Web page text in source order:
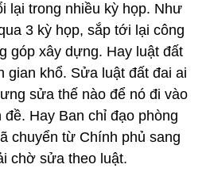
lại trong nhiều kỳ họp. Như
3 kỳ họp, sắp tới lại công
góp xây dựng. Hay luật đất
gian khổ. Sửa luật đất đai ai
sửa thế nào để nó đi vào
Hay Ban chỉ đạo phòng
chuyển từ Chính phủ sang
chờ sửa theo luật.